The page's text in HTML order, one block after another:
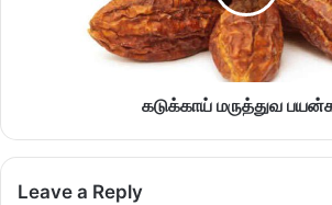
கடுக்காய் மருத்துவ
Leave a Reply